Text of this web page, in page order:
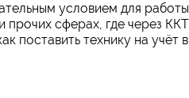
условием для работы
прочих сферах, где через ККТ
поставить технику на учёт в